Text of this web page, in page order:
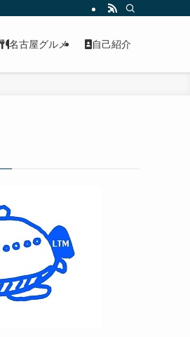
名古屋グルメ 自己紹介